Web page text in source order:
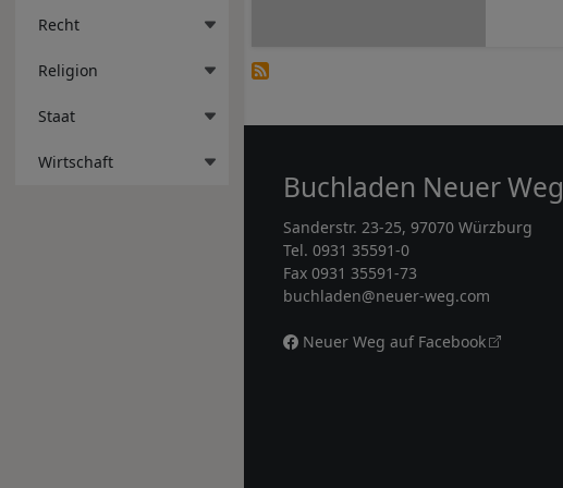
Recht
Religion
Staat
Wirtschaft
Buchladen Neuer Weg
Sanderstr. 23-25, 97070 Würzburg
Tel. 0931 35591-0
Fax 0931 35591-73
buchladen@neuer-weg.com
Neuer Weg auf Facebook